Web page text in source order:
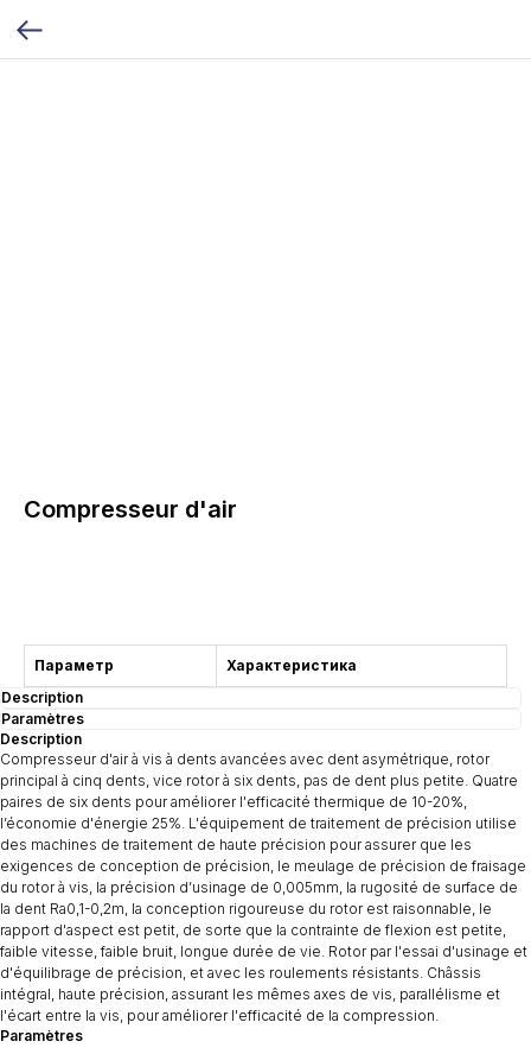
Compresseur d'air
Параметр
Характеристика
Description
Paramètres
Description
Compresseur d'air à vis à dents avancées avec dent asymétrique, rotor
principal à cinq dents, vice rotor à six dents, pas de dent plus petite. Quatre
paires de six dents pour améliorer l'efficacité thermique de 10-20%,
l’économie d'énergie 25%. L'équipement de traitement de précision utilise
des machines de traitement de haute précision pour assurer que les
exigences de conception de précision, le meulage de précision de fraisage
du rotor à vis, la précision d’usinage de 0,005mm, la rugosité de surface de
la dent Ra0,1-0,2m, la conception rigoureuse du rotor est raisonnable, le
rapport d'aspect est petit, de sorte que la contrainte de flexion est petite,
faible vitesse, faible bruit, longue durée de vie. Rotor par l'essai d'usinage et
d'équilibrage de précision, et avec les roulements résistants. Châssis
intégral, haute précision, assurant les mêmes axes de vis, parallélisme et
l'écart entre la vis, pour améliorer l'efficacité de la compression.
Paramètres